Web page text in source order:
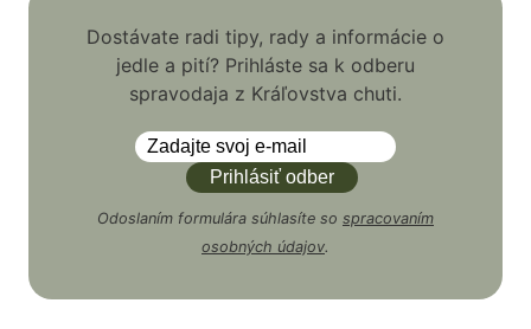
Dostávate radi tipy, rady a informácie o
jedle a pití? Prihláste sa k odberu
spravodaja z Kráľovstva chuti.
Odoslaním formulára súhlasíte so spracovaním
osobných údajov.